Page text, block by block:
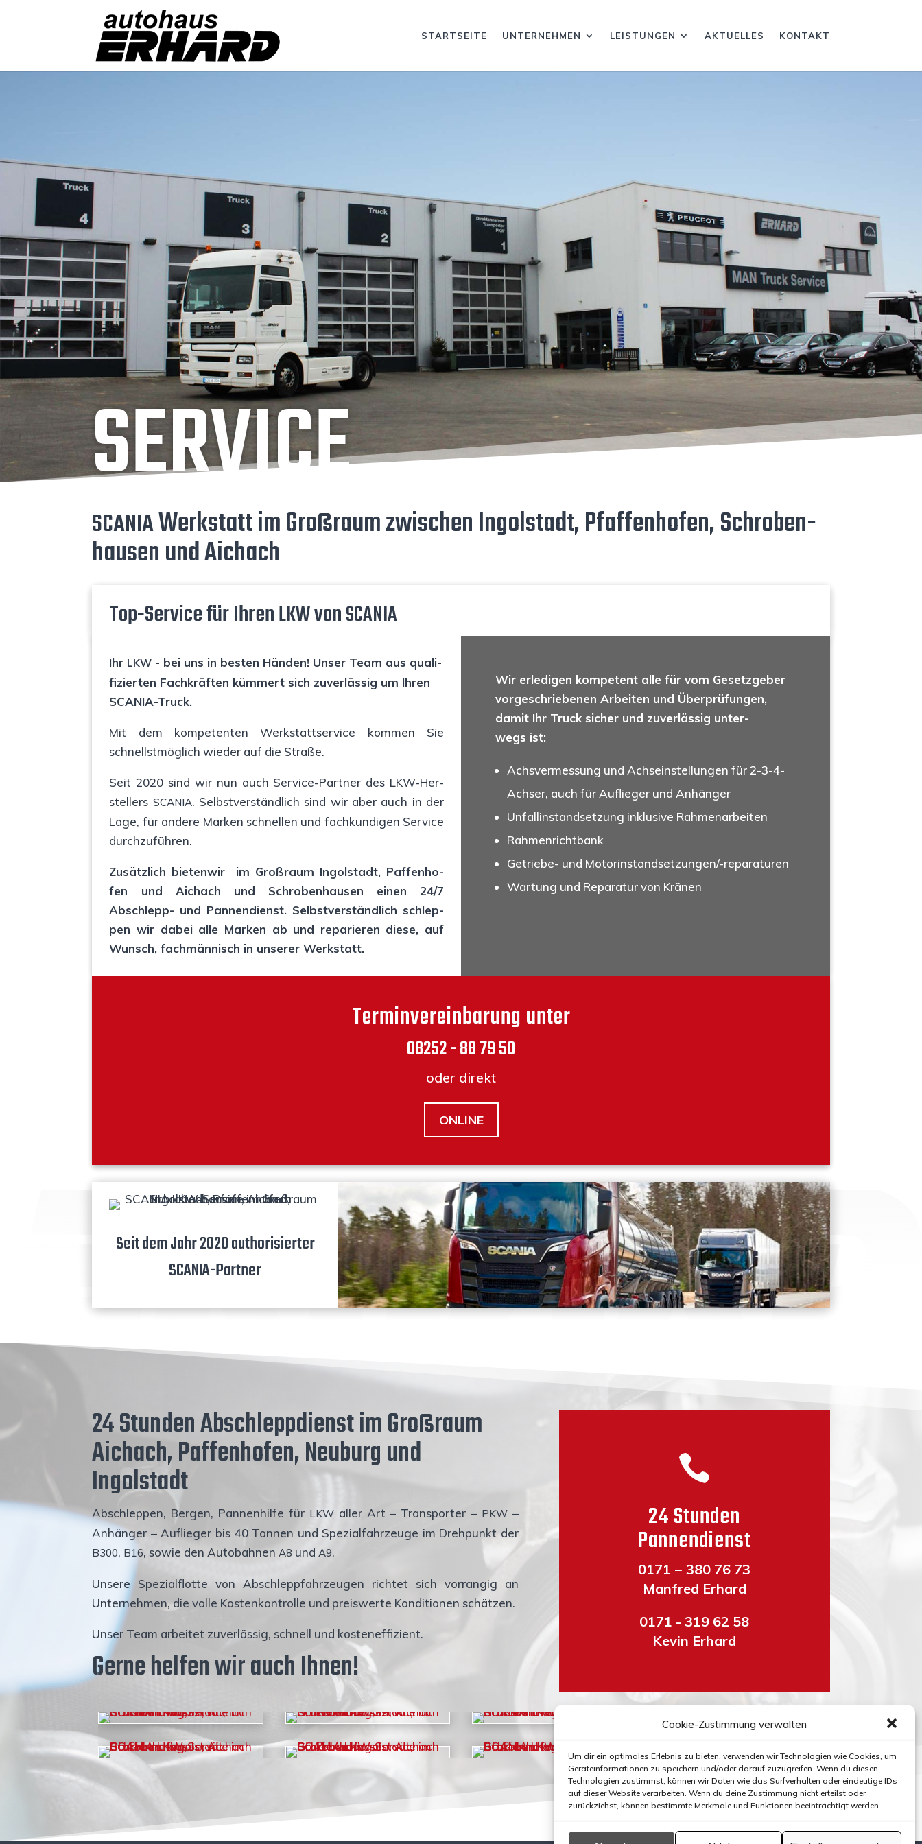
Cookie-Zustimmung verwalten
Um dir ein optimales Erlebnis zu bieten, verwenden wir Technologien wie Cookies, um
Geräteinformationen zu speichern und/oder darauf zuzugreifen. Wenn du diesen
Technologien zustimmst, können wir Daten wie das Surfverhalten oder eindeutige IDs
auf dieser Website verarbeiten. Wenn du deine Zustimmung nicht erteilst oder
zurückziehst, können bestimmte Merkmale und Funktionen beeinträchtigt werden.
START­SEI­TE UNTER­NEH­MEN LEIS­TUN­GEN AKTU­EL­LES KON­TAKT
SER­VICE
SCA­NIAWerk­statt im Groß­raum zwi­schen Ingol­stadt, Pfaf­fen­ho­fen, Schro­ben­
hau­sen und Aichach
Top-Ser­vice für IhrenLKWvonSCANIA
Ihr LKW - bei uns in bes­ten Hän­den! Unser Team aus qua­li­
fi­zier­ten Fach­kräf­ten küm­mert sich zuver­läs­sig um Ihren
SCANIA-Truck.
Mit dem kom­pe­ten­ten Werk­statt­ser­vice kom­men Sie
schnellst­mög­lich wie­der auf die Straße.
Seit 2020 sind wir nun auch Ser­vice-Part­ner des LKW-Her­
stel­lers SCA­NIA. Selbst­ver­ständ­lich sind wir aber auch in der
Lage, für ande­re Mar­ken schnel­len und fach­kun­di­gen Ser­vice
durchzuführen.
Zusätz­lich bie­ten­wir im Groß­raum Ingol­stadt, Paf­fen­ho­
fen und Aich­ach und Schro­ben­hau­sen einen 24/7
Abschlepp- und Pan­nen­dienst. Selb­st­ver­ständ­lich schlep­
pen wir dabei alle Mar­ken ab und repa­rie­ren die­se, auf
Wunsch, fach­män­nisch in unse­rer Werkstatt.
Wir erle­di­gen kom­pe­tent alle für vom Gesetz­ge­ber
vor­ge­schrie­be­nen Arbei­ten und Über­prü­fun­gen,
damit Ihr Truck sicher und zuver­läs­sig unter­
wegs ist:
Achs­ver­mes­sung und Achs­ein­stel­lun­gen für 2-3-4-
Ach­ser, auch für Auf­lie­ger und Anhänger
Unfall­in­stand­set­zung inklu­si­ve Rahmenarbeiten
Rah­men­richt­bank
Getrie­be- und Motor­in­stand­set­zun­gen/-repa­ra­tu­ren
War­tung und Repa­ra­tur von Kränen
Ter­min­ver­ein­ba­rung unter
08252 - 88 79 50
oder direkt
ONLINE
Seit dem Jahr 2020 aut­ho­ri­sier­ter
SCANIA-Partner
24 Stun­den Abschlepp­dienst im Groß­raum
Aich­ach, Paf­fen­ho­fen, Neu­burg und
Ingolstadt
Abschlep­pen, Ber­gen, Pan­nen­hil­fe für LKWaller Art – Trans­por­ter – PKW –
Anhän­ger – Auf­lie­ger bis 40 Ton­nen und Spe­zi­al­fahr­zeu­ge im Dreh­punkt der
B300, B16, sowie den Auto­bah­nen A8 undA9.
Unse­re Spe­zi­al­flot­te von Abschlepp­fahr­zeu­gen rich­tet sich vor­ran­gig an
Unter­neh­men, die vol­le Kos­ten­kon­trol­le und preis­wer­te Kon­di­tio­nen schätzen.
Unser Team arbei­tet zuver­läs­sig, schnell und kosteneffizient.
Ger­ne hel­fen wir auch Ihnen!

24 Stun­den
Pannendienst
0171 − 380 76 73
Man­fred Erhard
0171 - 319 62 58
Kevin Erhard